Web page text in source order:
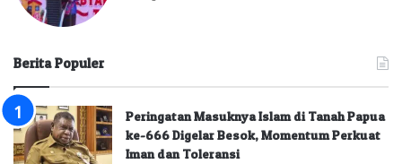
Berita Populer
Peringatan Masuknya Islam di Tanah Papua
ke-666 Digelar Besok, Momentum Perkuat
Iman dan Toleransi